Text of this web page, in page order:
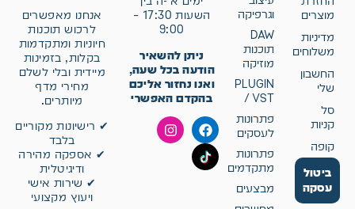
מוצרים
מדיניות
משלוחים
החשבון
שלי
סל
קניות
קופה
ביטול
עסקה
וגרפיקה
DAW
תוכנות
מוזיקה
PLUGIN
/ VST
פתרונות
לעסקים
פתרונות
מתקדמים
מבצעים
השעות 17:30 –
9:00
ניתן להשאיר
הודעה בכל שעה,
ואנו נחזור אליכם
בהקדם האפשרי
אנחנו מאפשרים
לרכוש תוכנות
חיוניות ומתקדמות
בקלות, בזמינות
מיידית ובלי לשלם
מחירי מדף
מיותרים.
✔ רישיונות מקוריים
בלבד
✔ אספקה מהירה
ודיגיטלית
✔ שירות אישי
ויעוץ מקצועי